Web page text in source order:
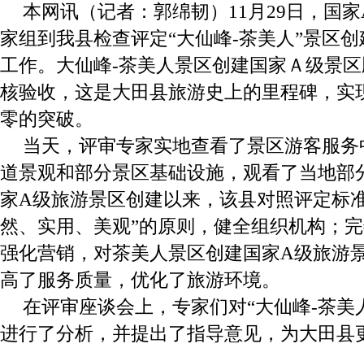
本网讯（记者：郭绵韧）11月29日，国
家组到我县检查评定“大仙峰-茶美人”景区
工作。大仙峰-茶美人景区创建国家Ａ级景
核验收，这是大田县旅游史上的里程碑，实
零的突破。
当天，评审专家实地查看了景区游客服
道景观和部分景区基础设施，观看了当地部
家A级旅游景区创建以来，该县对照评定标
然、实用、美观”的原则，健全组织机构；
强化营销，对茶美人景区创建国家A级旅游
高了服务质量，优化了旅游环境。
在评审座谈会上，专家们对“大仙峰-茶美
进行了分析，并提出了指导意见，为大田县